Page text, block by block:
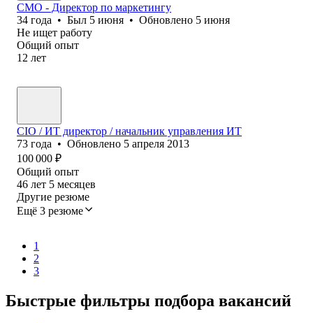
CMO - Директор по маркетингу
34 года • Был 5 июня • Обновлено 5 июня
Не ищет работу
Общий опыт
12 лет
CIO / ИT директор / начальник управления ИT
73 года • Обновлено 5 апреля 2013
100 000 ₽
Общий опыт
46 лет 5 месяцев
Другие резюме
Ещё 3 резюме
1
2
3
Быстрые фильтры подбора вакансий